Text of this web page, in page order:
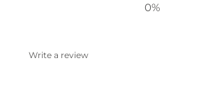
0%
Write a review